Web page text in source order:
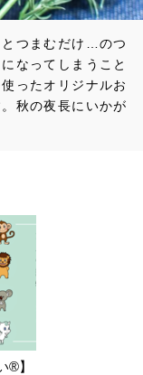
つまむだけ…のつ
なってしまうこと
ったオリジナルお
秋の夜長にいかが
®】